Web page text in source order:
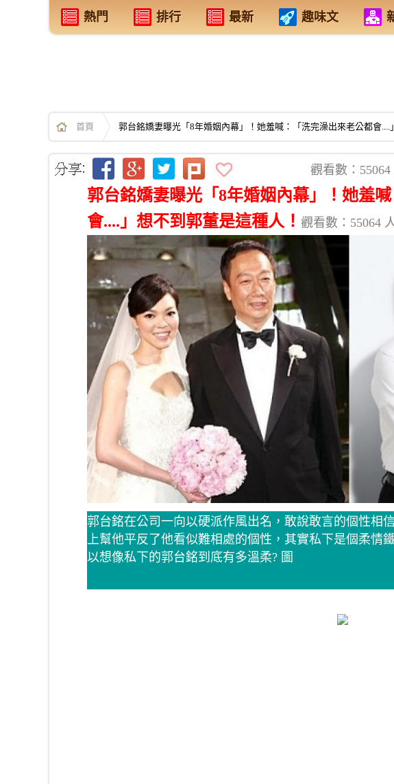
熱門 排行 最新 趣味文
首頁 郭台銘嬌妻曝光「8年婚姻內幕」！她羞喊：「洗完澡出來老公都會....
觀看數：55064
郭台銘嬌妻曝光「8年婚姻內幕」！她羞
會....」想不到郭董是這種人！ 觀看數：55064
郭台銘在公司一向以硬派作風出名，敢說敢言的個性相
上幫他平反了他看似難相處的個性，其實私下是個柔情
以想像私下的郭台銘到底有多溫柔? 圖